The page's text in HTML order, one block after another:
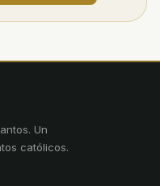
. Un
católicos.